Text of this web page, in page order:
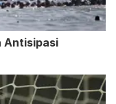
Antisipasi